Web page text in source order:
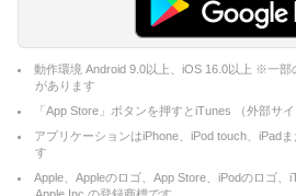
動作環境 Android 9.0以上、iOS 16.0以上 ※一部
があります
「App Store」ボタンを押すとiTunes （外部サ
アプリケーションはiPhone、iPod touch、iPad
す
Apple、Appleのロゴ、App Store、iPodのロゴ